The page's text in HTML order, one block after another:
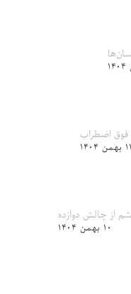
فوق اضطراب
۱۱ بهمن ۱۴۰۴
از چالش دوازده
۱۰ بهمن ۱۴۰۴